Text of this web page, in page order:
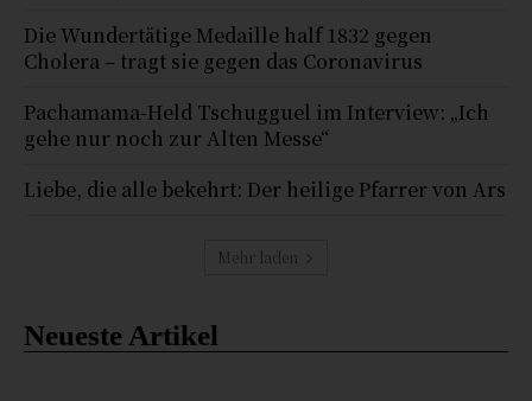
Neueste Artikel
Die Wundertätige Medaille half 1832 gegen
Cholera – tragt sie gegen das Coronavirus
Pachamama-Held Tschugguel im Interview: „Ich
gehe nur noch zur Alten Messe“
Liebe, die alle bekehrt: Der heilige Pfarrer von Ars
Mehr laden